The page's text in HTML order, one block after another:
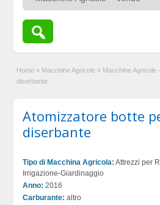
Home » Macchine Agricole » Macchine Agricole
diserbante
Atomizzatore botte
diserbante
Tipo di Macchina Agricola: Attrezzi per
Irrigazione-Giardinaggio
Anno: 2016
Carburante: altro